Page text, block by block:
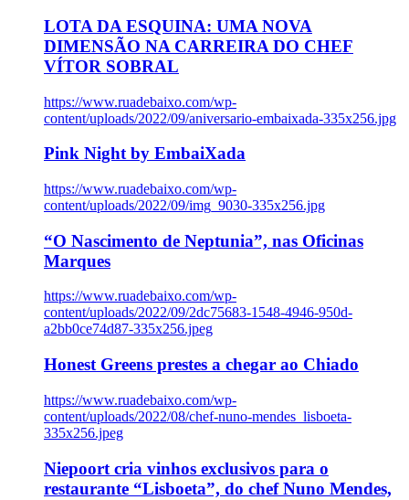
LOTA DA ESQUINA: UMA NOVA
DIMENSÃO NA CARREIRA DO CHEF
VÍTOR SOBRAL
https://www.ruadebaixo.com/wp-
content/uploads/2022/09/aniversario-embaixada-335x256.jpg
Pink Night by EmbaiXada
https://www.ruadebaixo.com/wp-
content/uploads/2022/09/img_9030-335x256.jpg
“O Nascimento de Neptunia”, nas Oficinas
Marques
https://www.ruadebaixo.com/wp-
content/uploads/2022/09/2dc75683-1548-4946-950d-
a2bb0ce74d87-335x256.jpeg
Honest Greens prestes a chegar ao Chiado
https://www.ruadebaixo.com/wp-
content/uploads/2022/08/chef-nuno-mendes_lisboeta-
335x256.jpeg
Niepoort cria vinhos exclusivos para o
restaurante “Lisboeta”, do chef Nuno Mendes,